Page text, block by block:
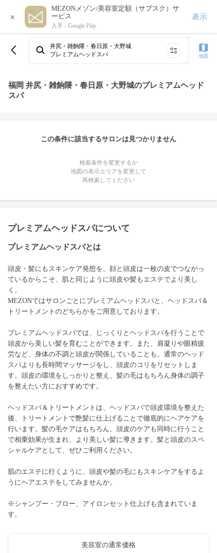
×
MEZONメゾン/美容室定額（サブスク）サ
ービス
入手 - Google Play
表示
井尻・雑餉隈・春日原・大野城
プレミアムヘッドスパ
地図
福岡 井尻・雑餉隈・春日原・大野城のプレミアムヘッド
スパ
この条件に該当するサロンは見つかりません
検索条件を変更するか
地図の表示エリアを変更して
再検索してください
プレミアムヘッドスパについて
プレミアムヘッドスパとは
頭皮・髪にもスキンケア発想を。顔と頭皮は一枚の皮でつながっ
ているからこそ、肌と同じように頭皮や髪もエステでより美し
く。
MEZONではサロンごとにプレミアムヘッドスパと、ヘッドスパ＆
トリートメントのどちらかをご用意しております。
プレミアムヘッドスパでは、じっくりとヘッドスパを行うことで
頭皮から美しい髪を育むことができます。また、肩凝りや眼精疲
労など、身体の不調と頭皮が関係していることも。通常のヘッド
スパよりも長時間マッサージをし、頭皮のコリをリセットしま
す。頭皮の環境をしっかりと整え、髪の毛はもちろん身体の調子
を整えたい方におすすめです。
ヘッドスパ＆トリートメントは、ヘッドスパで頭皮環境を整えた
後、トリートメントで艶髪に仕上げることで徹底的にヘアケアを
行います。髪の毛ケアはもちろん、頭皮のケアも同時に行うこと
で相乗効果が生まれ、より美しい髪に導きます。髪と頭皮のスペ
シャルケアとして、ぜひご利用ください。
肌のエステに行くように、頭皮や髪の毛にもスキンケアをするよ
うにヘアエステをしてみませんか。
※シャンプー・ブロー、アイロンセット仕上げも含まれていま
す。
美容室の通常価格